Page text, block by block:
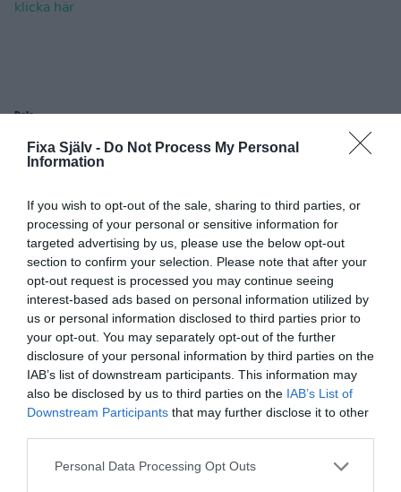
Fixa Själv - Do Not Process My Personal
Information
If you wish to opt-out of the sale, sharing to third parties, or
processing of your personal or sensitive information for
targeted advertising by us, please use the below opt-out
section to confirm your selection. Please note that after your
opt-out request is processed you may continue seeing
interest-based ads based on personal information utilized by
us or personal information disclosed to third parties prior to
your opt-out. You may separately opt-out of the further
disclosure of your personal information by third parties on the
IAB’s list of downstream participants. This information may
also be disclosed by us to third parties on the IAB’s List of
Downstream Participants that may further disclose it to other
Personal Data Processing Opt Outs
klicka här
Dela:
Facebook Pinterest Twitter